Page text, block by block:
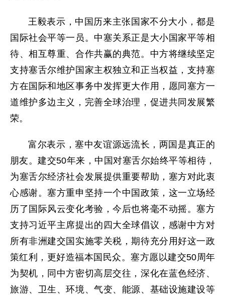
王毅表示，中国历来主张国家不分大小，都是
国际社会平等一员。中塞关系正是大小国家平等相
待、相互尊重、合作共赢的典范。中方将继续坚定
支持塞舌尔维护国家主权独立和正当权益，支持塞
方在国际和地区事务中发挥更大作用，愿同塞方一
道维护多边主义，完善全球治理，促进共同发展繁
荣。
富尔表示，塞中友谊源远流长，两国是真正的
朋友。建交50年来，中国对塞舌尔始终平等相待，
为塞舌尔经济社会发展提供重要帮助，塞方对此衷
心感谢。塞方重申坚持一个中国政策，这一立场经
历了国际风云变化考验，今后也将毫不动摇。塞方
支持习近平主席提出的四大全球倡议，感谢中方对
所有非洲建交国实施零关税，期待充分用好这一政
策红利，更好造福本国民众。塞方愿以建交50周年
为契机，同中方密切高层交往，深化在蓝色经济、
旅游、卫生、环境、气变、能源、基础设施建设等